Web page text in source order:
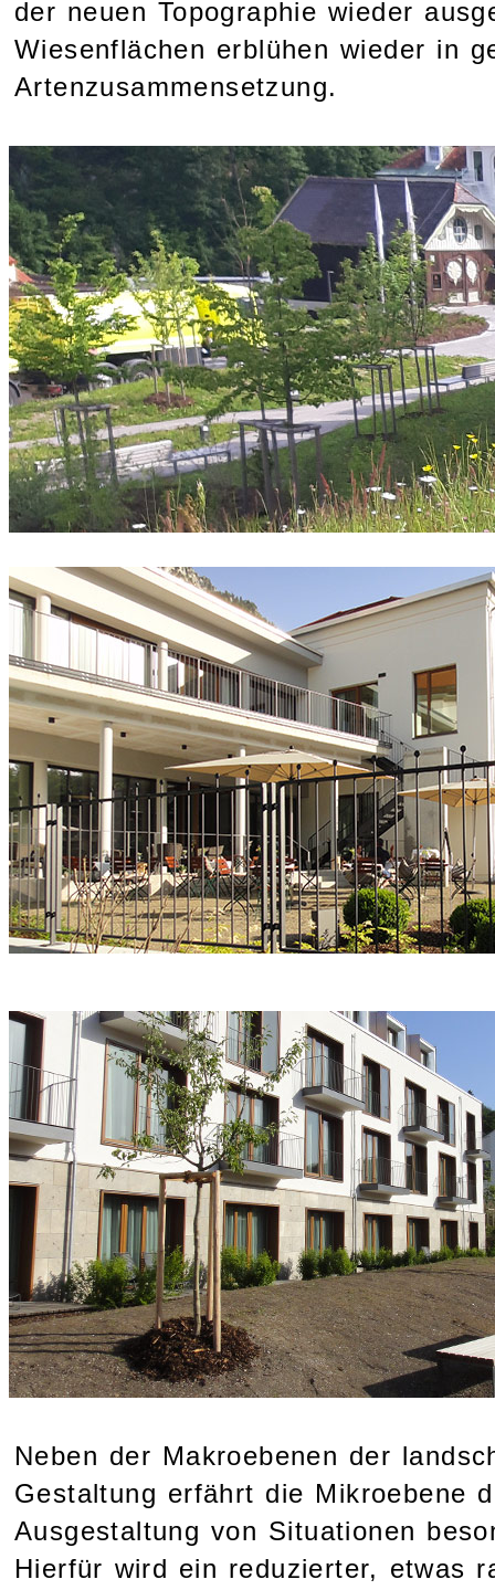
der neuen Topographie wieder
Wiesenflächen erblühen wieder in
Artenzusammensetzung.
Neben der Makroebenen der
Gestaltung erfährt die Mikroebene
Ausgestaltung von Situationen
Hierfür wird ein reduzierter, etwas